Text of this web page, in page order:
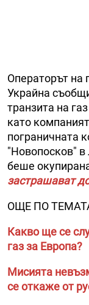
Операторът на
Украйна
транзита на
като
пограничната
"Новопосков" в
беше
застрашават
ОЩЕ ПО
Какво ще се
газ за Европа?
Мисията
се откаже от